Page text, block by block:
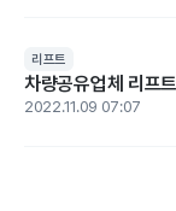
리프트
차량공유업체 리프
2022.11.09 07:07